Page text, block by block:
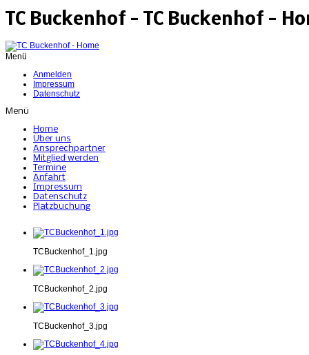
TC Buckenhof - TC Buckenhof -
Menü
Anmelden
Impressum
Datenschutz
Menü
Home
Über uns
Ansprechpartner
Mitglied werden
Termine
Anfahrt
Impressum
Datenschutz
Platzbuchung
TCBuckenhof_1.jpg
TCBuckenhof_2.jpg
TCBuckenhof_3.jpg